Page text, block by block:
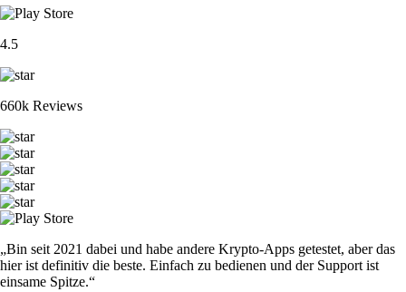
4.5
660k Reviews
„Bin seit 2021 dabei und habe andere Krypto-Apps getestet, aber das
hier ist definitiv die beste. Einfach zu bedienen und der Support ist
einsame Spitze.“